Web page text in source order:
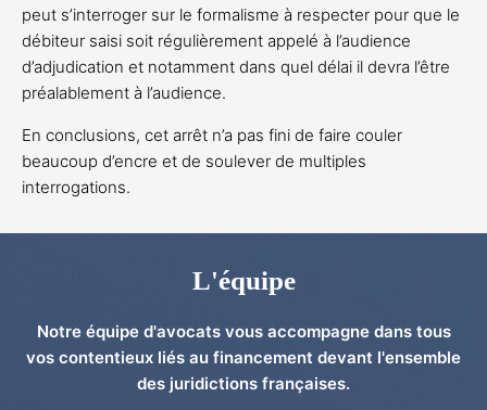
peut s’interroger sur le formalisme à respecter pour que le
débiteur saisi soit régulièrement appelé à l’audience
d’adjudication et notamment dans quel délai il devra l’être
préalablement à l’audience.
En conclusions, cet arrêt n’a pas fini de faire couler
beaucoup d’encre et de soulever de multiples
interrogations.
L'équipe
Notre équipe d'avocats vous accompagne dans tous
vos contentieux liés au financement devant l'ensemble
des juridictions françaises.